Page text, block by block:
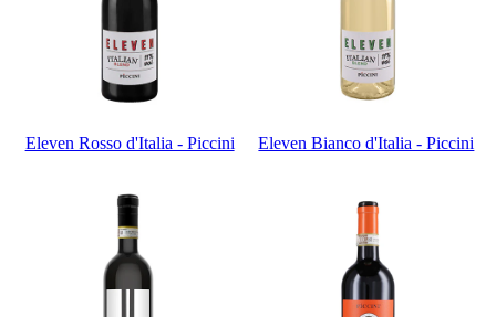
Eleven Rosso d'Italia - Piccini Eleven Bianco d'Italia - Piccini